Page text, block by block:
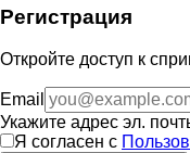
Регистрация
Откройте доступ к
Email
Укажите адрес эл.
Я согласен с